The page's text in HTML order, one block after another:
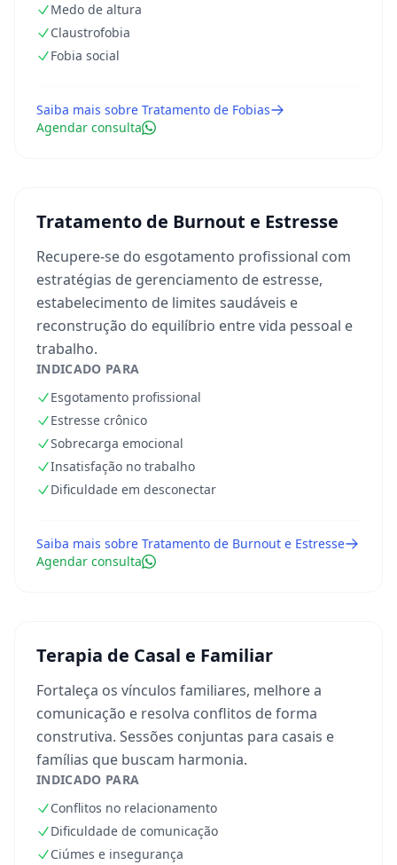
Medo de altura
Claustrofobia
Fobia social
Saiba mais sobre Tratamento de Fobias
Agendar consulta
Tratamento de Burnout e Estresse
Recupere-se do esgotamento profissional com
estratégias de gerenciamento de estresse,
estabelecimento de limites saudáveis e
reconstrução do equilíbrio entre vida pessoal e
trabalho.
INDICADO PARA
Esgotamento profissional
Estresse crônico
Sobrecarga emocional
Insatisfação no trabalho
Dificuldade em desconectar
Saiba mais sobre Tratamento de Burnout e Estresse
Agendar consulta
Terapia de Casal e Familiar
Fortaleça os vínculos familiares, melhore a
comunicação e resolva conflitos de forma
construtiva. Sessões conjuntas para casais e
famílias que buscam harmonia.
INDICADO PARA
Conflitos no relacionamento
Dificuldade de comunicação
Ciúmes e insegurança